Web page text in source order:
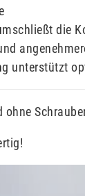
die
unterstützt